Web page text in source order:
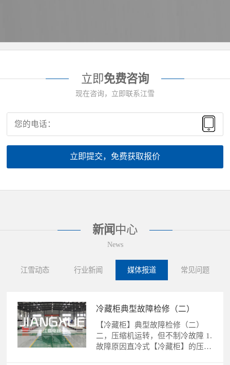
立即免费咨询
现在咨询，立即联系江雪
立即提交，免费获取报价
新闻 中心
News
江雪动态 行业新闻 媒体报道 常见问题
冷藏柜典型故障检修（二）
【冷藏柜】典型故障检修（二）
二，压缩机运转，但不制冷故障 1.
故障原因直冷式【冷藏柜】的压缩